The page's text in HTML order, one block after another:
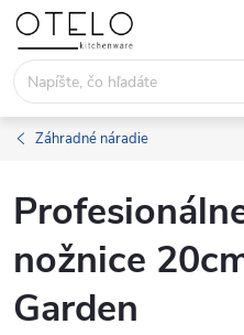
Prejsť
obsah
Záhradné náradie
nožnice
Garden